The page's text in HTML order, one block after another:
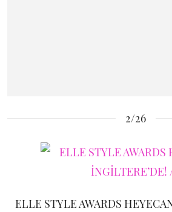
2/26
ELLE STYLE AWARDS